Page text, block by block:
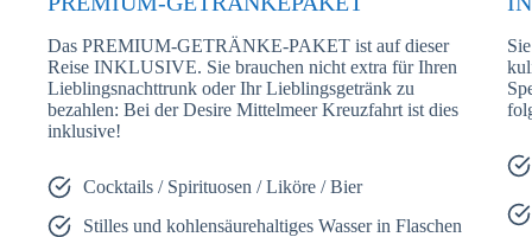
Das PREMIUM-GETRÄNKE-PAKET ist auf dieser
Reise INKLUSIVE. Sie brauchen nicht extra für Ihren
Lieblingsnachttrunk oder Ihr Lieblingsgetränk zu
bezahlen: Bei der Desire Mittelmeer Kreuzfahrt ist dies
inklusive!
Cocktails / Spirituosen / Liköre / Bier
Stilles und kohlensäurehaltiges Wasser in Flaschen